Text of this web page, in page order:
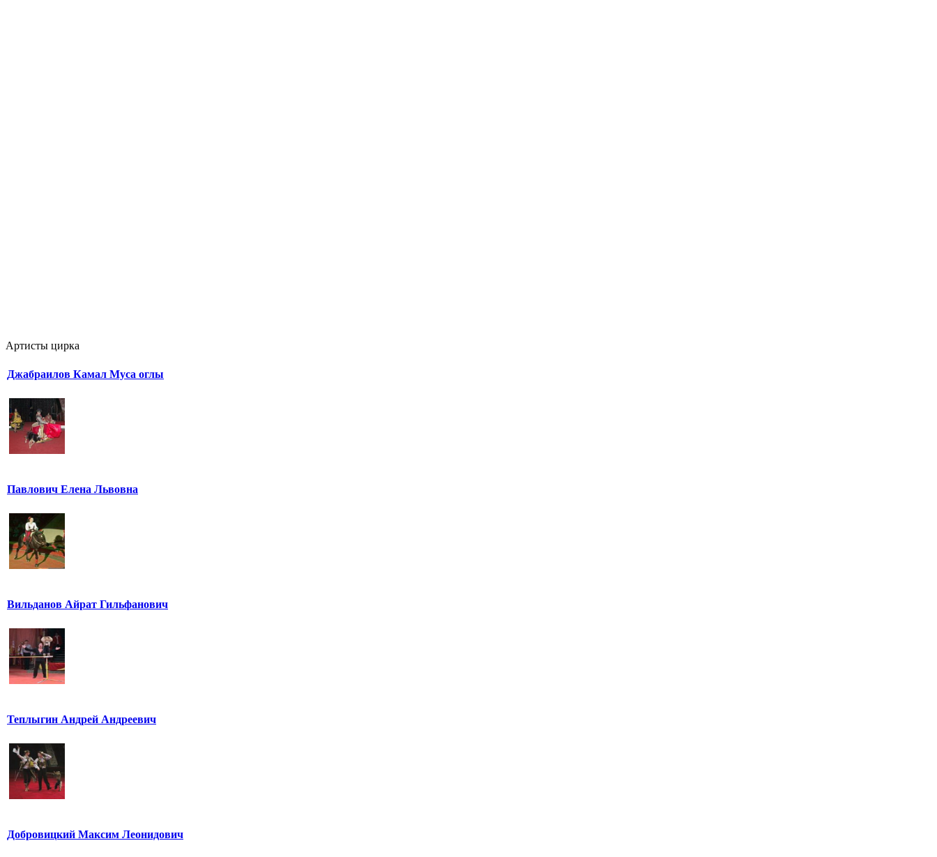
Артисты цирка
Джабраилов Камал Муса оглы
Павлович Елена Львовна
Вильданов Айрат Гильфанович
Теплыгин Андрей Андреевич
Добровицкий Максим Леонидович